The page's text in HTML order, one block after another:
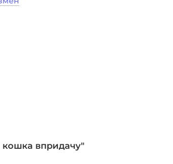
впридачу"